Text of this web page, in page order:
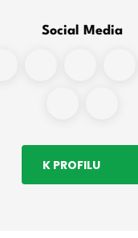
Social Media
K PROFILU